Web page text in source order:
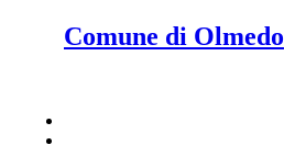
Comune di Olmedo